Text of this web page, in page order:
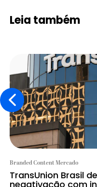
Leia também
Branded Content Mercado
TransUnion Brasil
negativação com